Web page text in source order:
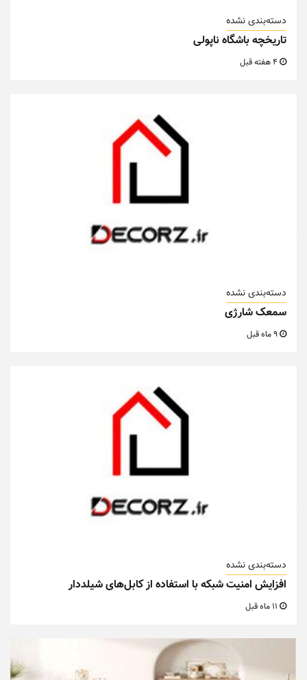
دسته‌بندی نشده
تاریخچه باشگاه ناپولی
دسته‌بندی نشده
سمعک شارژی
دسته‌بندی نشده
افزایش امنیت شبکه با استفاده از کابل‌های شیلددار